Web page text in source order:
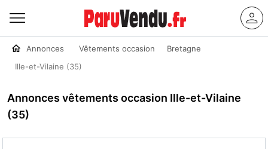
Annonces Vêtements occasion
Bretagne
Ille-et-Vilaine (35)
Annonces vêtements occasion Ille-et-Vilaine
(35)